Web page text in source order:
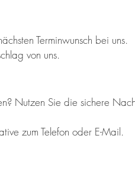
Terminwunsch bei
von uns.
Nutzen Sie die sichere
zum Telefon oder E-Mail.